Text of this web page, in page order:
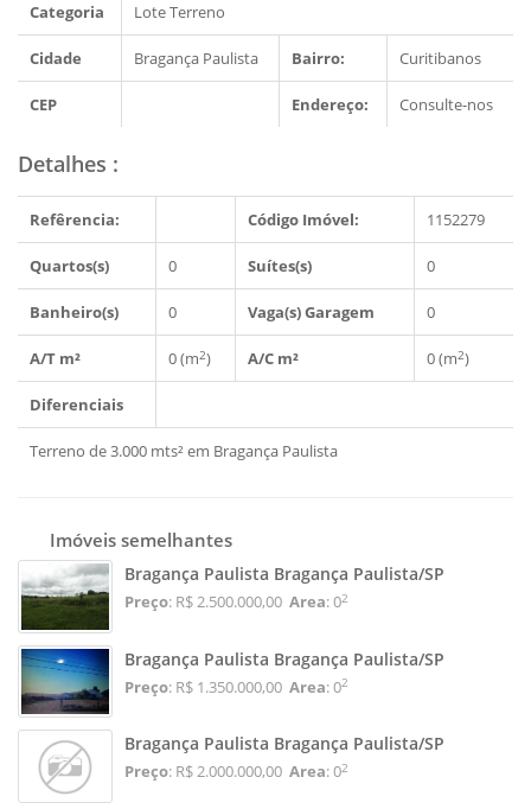
Categoria Lote Terreno
Cidade Bragança Paulista Bairro: Curitibanos
CEP Endereço: Consulte-nos
Detalhes :
Refêrencia: Código Imóvel: 1152279
Quartos(s) 0 Suítes(s) 0
Banheiro(s) 0 Vaga(s) Garagem 0
A/T m² 0 (m2) A/C m² 0 (m2)
Diferenciais
Terreno de 3.000 mts² em Bragança Paulista
Imóveis semelhantes
Bragança Paulista Bragança Paulista/SP
Preço: R$ 2.500.000,00 Area: 02
Bragança Paulista Bragança Paulista/SP
Preço: R$ 1.350.000,00 Area: 02
Bragança Paulista Bragança Paulista/SP
Preço: R$ 2.000.000,00 Area: 02